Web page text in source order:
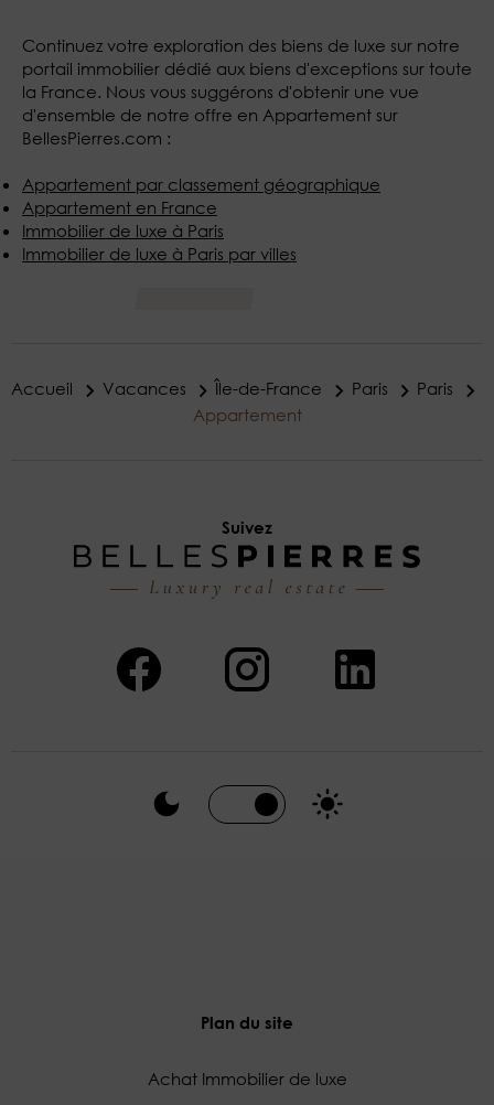
Continuez votre exploration des biens de luxe sur notre
portail immobilier dédié aux biens d'exceptions sur toute
la France. Nous vous suggérons d'obtenir une vue
d'ensemble de notre offre en Appartement sur
BellesPierres.com :
Appartement par classement géographique
Appartement en France
Immobilier de luxe à Paris
Immobilier de luxe à Paris par villes
Accueil Vacances Île-de-France Paris
Paris
Appartement
Suivez
Plan du site
Achat Immobilier de luxe